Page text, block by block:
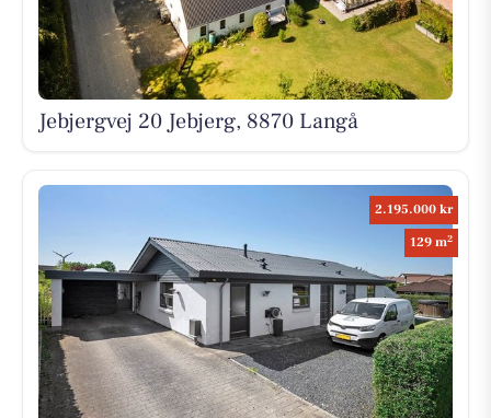
Jebjergvej 20 Jebjerg, 8870 Langå
2.195.000 kr
129 m2